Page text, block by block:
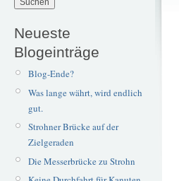
Neueste
Blogeinträge
Blog-Ende?
Was lange währt, wird endlich
gut.
Strohner Brücke auf der
Zielgeraden
Die Messerbrücke zu Strohn